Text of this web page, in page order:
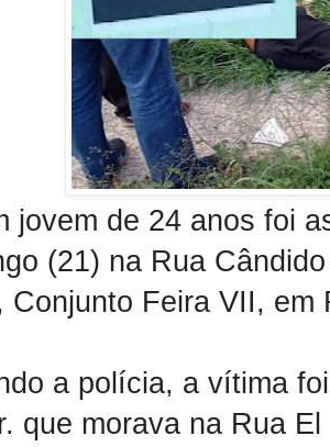
jovem de 24 anos foi
(21) na Rua
Conjunto Feira VII, em
a polícia, a vítima
que morava na Rua